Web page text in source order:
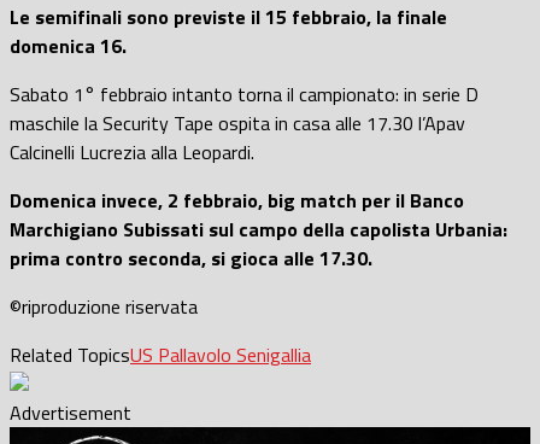
Le semifinali sono previste il 15 febbraio, la finale
domenica 16.
Sabato 1° febbraio intanto torna il campionato: in serie D
maschile la Security Tape ospita in casa alle 17.30 l’Apav
Calcinelli Lucrezia alla Leopardi.
Domenica invece, 2 febbraio, big match per il Banco
Marchigiano Subissati sul campo della capolista Urbania:
prima contro seconda, si gioca alle 17.30.
©riproduzione riservata
Related TopicsUS Pallavolo Senigallia
Advertisement